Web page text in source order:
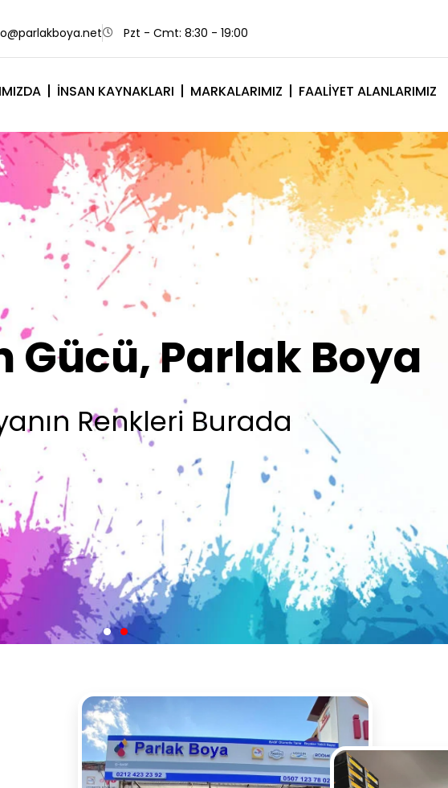
Pzt - Cmt: 8:30 - 19:00
İNSAN KAYNAKLARI MARKALARIMIZ FAALIYET ALANLARIMIZ
Sizin İmzanız
Olsun